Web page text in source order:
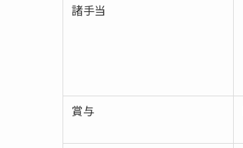
諸手当
賞与